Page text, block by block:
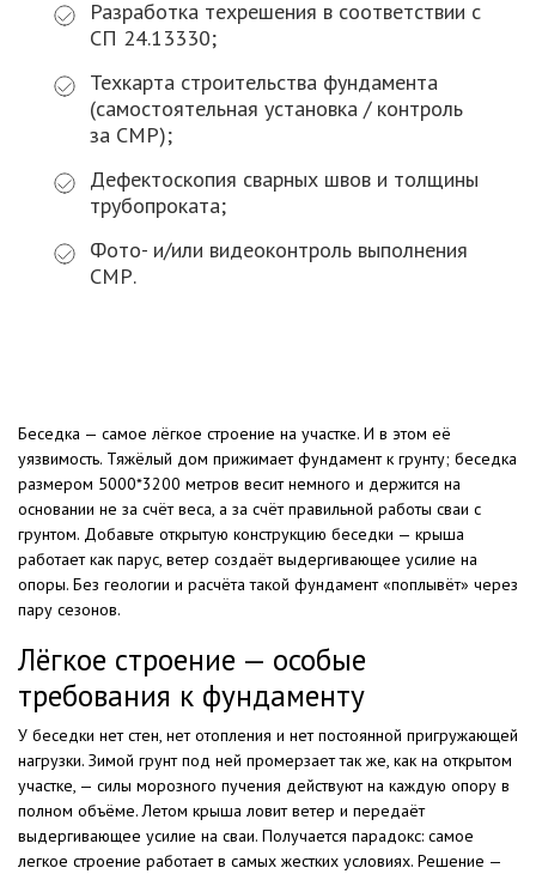
Разработка техрешения в соответствии с
СП 24.13330;
Техкарта строительства фундамента
(самостоятельная установка / контроль
за СМР);
Дефектоскопия сварных швов и толщины
трубопроката;
Фото- и/или видеоконтроль выполнения
СМР.
Беседка — самое лёгкое строение на участке. И в этом её
уязвимость. Тяжёлый дом прижимает фундамент к грунту; беседка
размером 5000*3200 метров весит немного и держится на
основании не за счёт веса, а за счёт правильной работы сваи с
грунтом. Добавьте открытую конструкцию беседки — крыша
работает как парус, ветер создаёт выдергивающее усилие на
опоры. Без геологии и расчёта такой фундамент «поплывёт» через
пару сезонов.
Лёгкое строение — особые
требования к фундаменту
У беседки нет стен, нет отопления и нет постоянной пригружающей
нагрузки. Зимой грунт под ней промерзает так же, как на открытом
участке, — силы морозного пучения действуют на каждую опору в
полном объёме. Летом крыша ловит ветер и передаёт
выдергивающее усилие на сваи. Получается парадокс: самое
легкое строение работает в самых жестких условиях. Решение —